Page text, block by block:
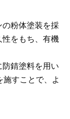
の粉体塗装を採
性をもち、有機
錆塗料を用い
すことで、よ